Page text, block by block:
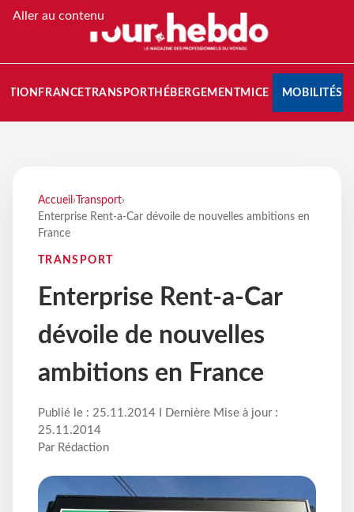
Aller au contenu
FRANCETRANSPORT HÉBERGEMENTMICE MOBILITÉS
Accueil › Transport›
Enterprise Rent-a-Car dévoile de nouvelles ambitions en
France
TRANSPORT
Enterprise Rent-a-Car
dévoile de nouvelles
ambitions en France
Publié le : 25.11.2014 I Dernière Mise à jour :
25.11.2014
Par Rédaction